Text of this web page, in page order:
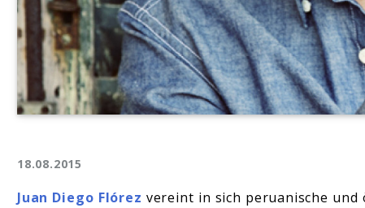
18.08.2015
Juan Diego Flórez vereint in sich peruanische und